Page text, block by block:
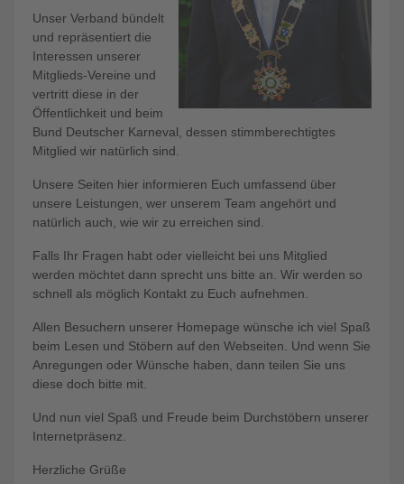
Unser Verband bündelt
und repräsentiert die
Interessen unserer
Mitglieds-Vereine und
vertritt diese in der
Öffentlichkeit und beim
Bund Deutscher Karneval, dessen stimmberechtigtes
Mitglied wir natürlich sind.
Unsere Seiten hier informieren Euch umfassend über
unsere Leistungen, wer unserem Team angehört und
natürlich auch, wie wir zu erreichen sind.
Falls Ihr Fragen habt oder vielleicht bei uns Mitglied
werden möchtet dann sprecht uns bitte an. Wir werden so
schnell als möglich Kontakt zu Euch aufnehmen.
Allen Besuchern unserer Homepage wünsche ich viel Spaß
beim Lesen und Stöbern auf den Webseiten. Und wenn Sie
Anregungen oder Wünsche haben, dann teilen Sie uns
diese doch bitte mit.
Und nun viel Spaß und Freude beim Durchstöbern unserer
Internetpräsenz.
Herzliche Grüße